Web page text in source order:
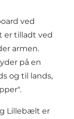
ved
er tilladt ved
armen.
på en
og til lands,
Lillebælt er